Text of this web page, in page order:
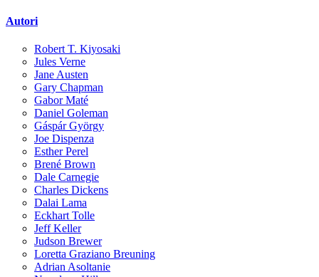
Autori
Robert T. Kiyosaki
Jules Verne
Jane Austen
Gary Chapman
Gabor Maté
Daniel Goleman
Gáspár György
Joe Dispenza
Esther Perel
Brené Brown
Dale Carnegie
Charles Dickens
Dalai Lama
Eckhart Tolle
Jeff Keller
Judson Brewer
Loretta Graziano Breuning
Adrian Asoltanie